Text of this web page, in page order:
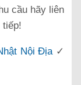
cầu hãy liên
Nội Địa✓